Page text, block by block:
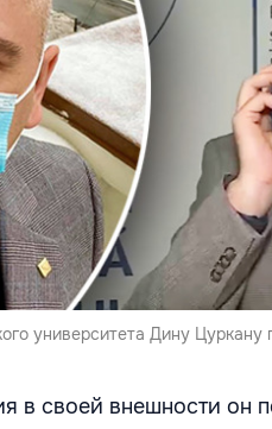
университета Дину
в своей внешности